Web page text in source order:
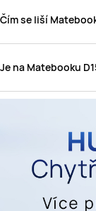
Čím se liší
Je na Matebooku